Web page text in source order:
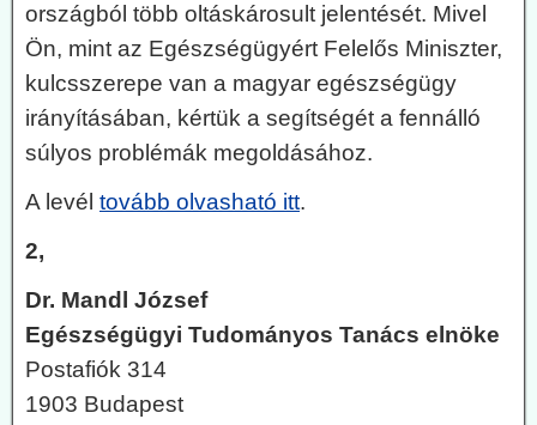
országból több oltáskárosult jelentését. Mivel
Ön, mint az Egészségügyért Felelős Miniszter,
kulcsszerepe van a magyar egészségügy
irányításában, kértük a segítségét a fennálló
súlyos problémák megoldásához.
A levél tovább olvasható itt.
2,
Dr. Mandl József
Egészségügyi Tudományos Tanács elnöke
Postafiók 314
1903 Budapest